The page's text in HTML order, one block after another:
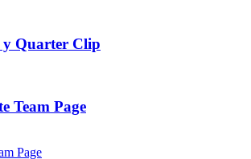
y Quarter Clip
Team Page